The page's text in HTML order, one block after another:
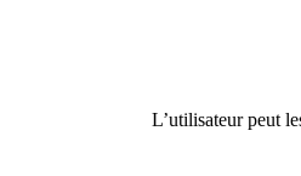
L’utilisateur peut